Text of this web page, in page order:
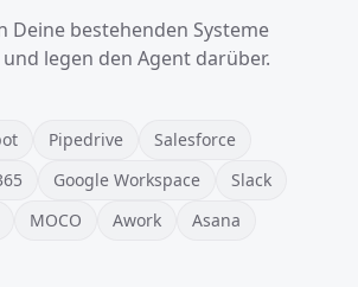
Deine bestehenden Systeme
legen den Agent darüber.
Pipedrive
Salesforce
Google Workspace
Slack
MOCO Awork Asana